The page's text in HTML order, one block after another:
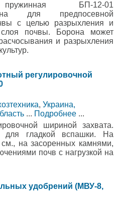
БП-12-01
для предпосевной
с целью разрыхления и
слоя почвы. Борона может
и разрыхления
регулировочной
, Украина,
... Подробнее ...
шириной захвата.
для гладкой вспашки. На
см., на засоренных камнями,
почв с нагрузкой на
удобрений (МВУ-8,